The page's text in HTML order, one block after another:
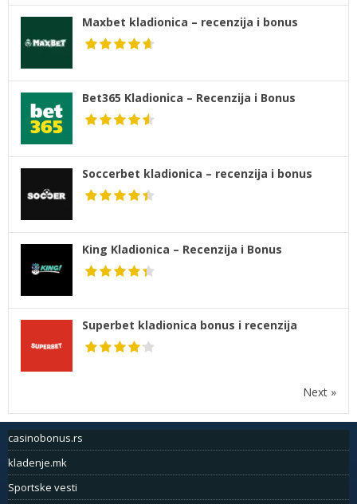
Maxbet kladionica – recenzija i bonus
Bet365 Kladionica – Recenzija i Bonus
Soccerbet kladionica – recenzija i bonus
King Kladionica – Recenzija i Bonus
Superbet kladionica bonus i recenzija
Next »
casinobonus.rs
kladenje.mk
Sportske vesti